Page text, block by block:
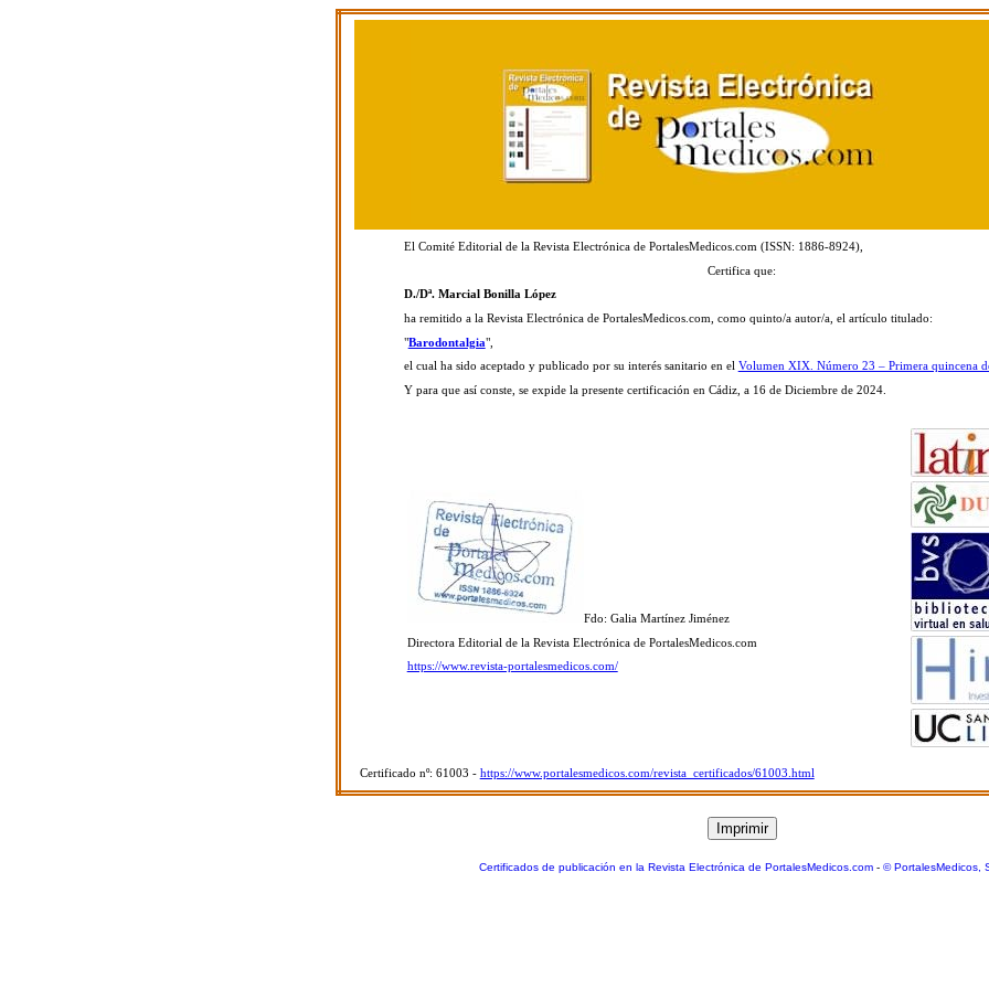
El Comité Editorial de la Revista Electrónica de PortalesMedicos.com (ISSN: 1886-8924),
Certifica que:
D./Dª. Marcial Bonilla López
ha remitido a la Revista Electrónica de PortalesMedicos.com, como quinto/a autor/a, el artículo titulado:
"Barodontalgia",
el cual ha sido aceptado y publicado por su interés sanitario en el Volumen XIX. Número 23 – Primera quincena
Y para que así conste, se expide la presente certificación en Cádiz, a 16 de Diciembre de 2024.
Fdo: Galia Martínez Jiménez
Directora Editorial de la Revista Electrónica de PortalesMedicos.com
https://www.revista-portalesmedicos.com/
Certificado nº: 61003 - https://www.portalesmedicos.com/revista_certificados/61003.html
Certificados de publicación en la Revista Electrónica de PortalesMedicos.com- © PortalesMedicos,